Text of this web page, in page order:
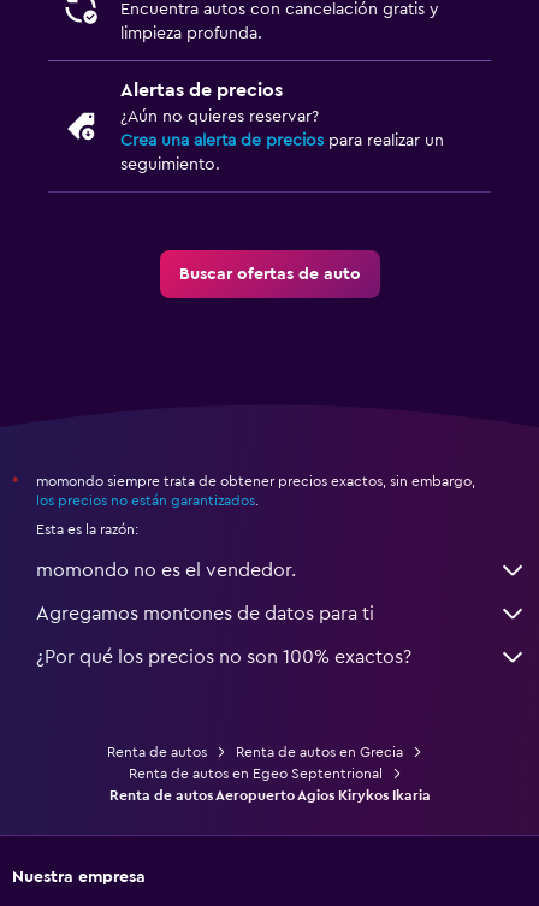
Encuentra autos con cancelación gratis y
limpieza profunda.
Alertas de precios
¿Aún no quieres reservar?
Crea una alerta de precios para realizar un
seguimiento.
Buscar ofertas de auto
*
momondo siempre trata de obtener precios exactos, sin embargo,
los precios no están garantizados.
Esta es la razón:
momondo no es el vendedor.
Agregamos montones de datos para ti
¿Por qué los precios no son 100% exactos?
Renta de autos
Renta de autos en Grecia
Renta de autos en Egeo Septentrional
Renta de autos Aeropuerto Agios Kirykos Ikaria
Nuestra empresa